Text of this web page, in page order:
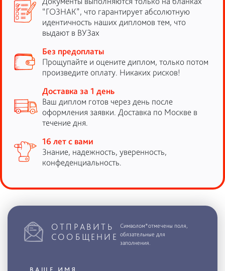
“ГОЗНАК”, что гарантирует абсолютную
идентичность наших дипломов тем, что
выдают в ВУЗах
Без предоплаты
Прощупайте и оцените диплом, только потом
произведите оплату. Никаких рисков!
Доставка за 1 день
Ваш диплом готов через день после
оформления заявки. Доставка по Москве в
течение дня.
16 лет с вами
Знание, надежность, уверенность,
конфеденциальность.
ОТПРАВИТЬ
СООБЩЕНИЕ
Символом*отмечены поля,
обязательные для
заполнения.